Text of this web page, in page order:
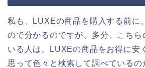
私も、LUXEの商品を購入する前に
ので分かるのですが、多分、こちら
いる人は、LUXEの商品をお得に安
思って色々と検索して調べているの